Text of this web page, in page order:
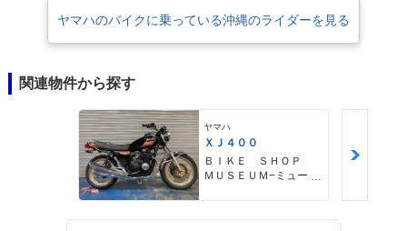
ヤマハのバイクに乗っている沖縄のライダーを見る
関連物件から探す
ヤマハ
ＸＪ４００
ＢＩＫＥ ＳＨＯＰ
ＭＵＳＥＵＭ−ミュージ